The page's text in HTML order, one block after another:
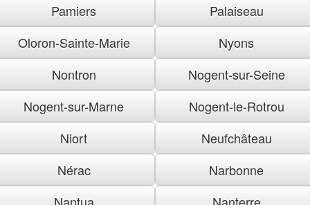
Pamiers
Palaiseau
Oloron-Sainte-Marie
Nyons
Nontron
Nogent-sur-Seine
Nogent-sur-Marne
Nogent-le-Rotrou
Niort
Neufchâteau
Nérac
Narbonne